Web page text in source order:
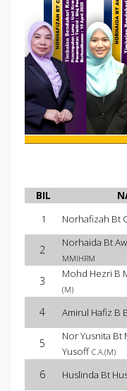
BIL
1
Norhafizah Bt
2
Norhaida Bt
MMIHRM
3
Mohd Hezri B
(M)
4 Amirul Hafiz B
5
Nor Yusnita Bt
Yusoff C.A.(M)
6 Huslinda Bt